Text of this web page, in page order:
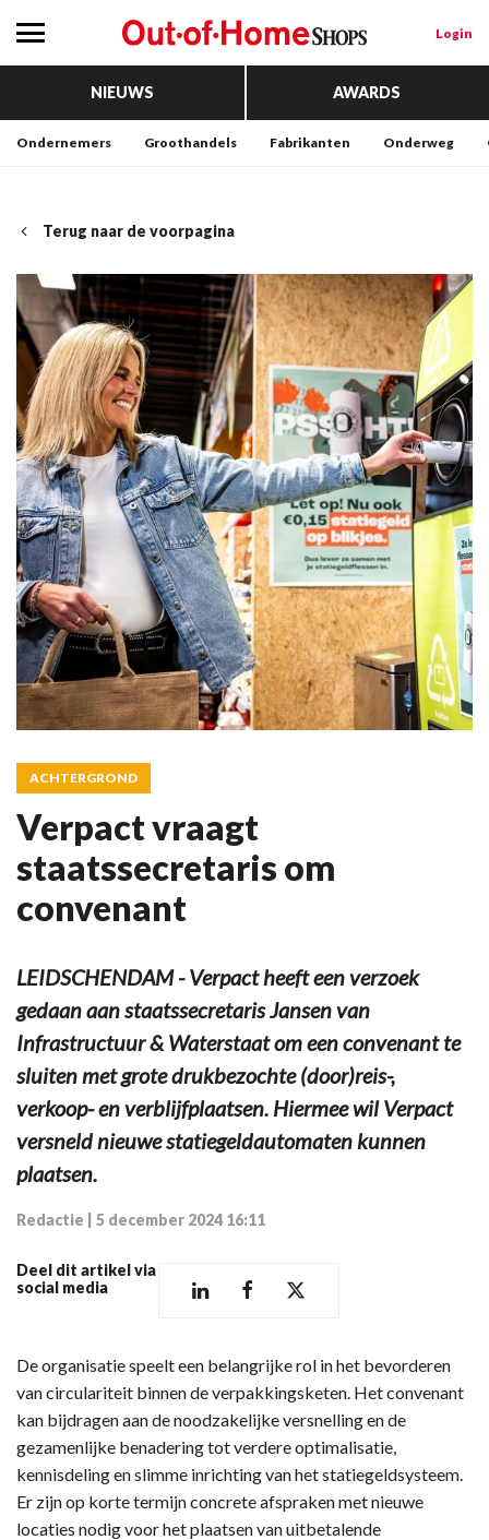
Login
NIEUWS AWARDS
Ondernemers Groothandels Fabrikanten Onderweg
Terug naar de voorpagina
ACHTERGROND
Verpact vraagt
staatssecretaris om
convenant
LEIDSCHENDAM - Verpact heeft een verzoek
gedaan aan staatssecretaris Jansen van
Infrastructuur & Waterstaat om een convenant te
sluiten met grote drukbezochte (door)reis-,
verkoop- en verblijfplaatsen. Hiermee wil Verpact
versneld nieuwe statiegeldautomaten kunnen
plaatsen.
Redactie 5 december 2024 16:11
Deel dit artikel via
social media
De organisatie speelt een belangrijke rol in het bevorderen
van circulariteit binnen de verpakkingsketen. Het convenant
kan bijdragen aan de noodzakelijke versnelling en de
gezamenlijke benadering tot verdere optimalisatie,
kennisdeling en slimme inrichting van het statiegeldsysteem.
Er zijn op korte termijn concrete afspraken met nieuwe
locaties nodig voor het plaatsen van uitbetalende